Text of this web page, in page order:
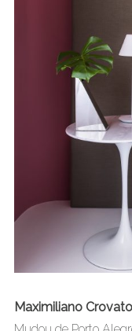
Maximiliano